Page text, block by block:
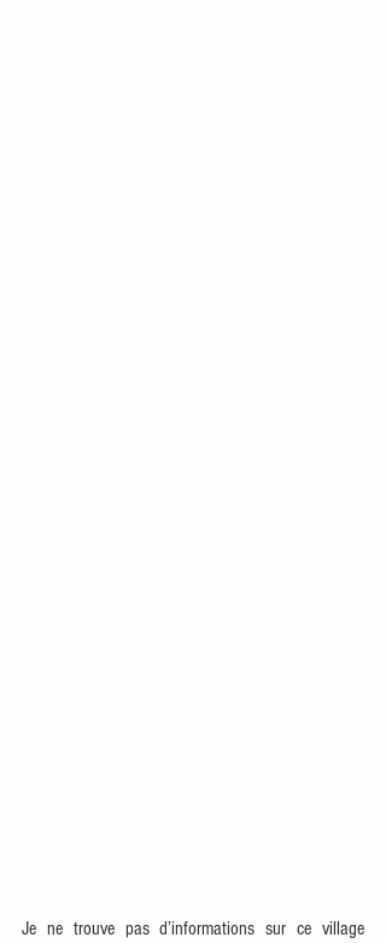
Je ne trouve pas d’informations sur ce village